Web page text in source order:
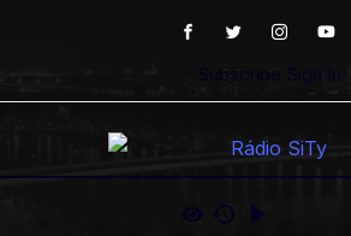
Subscribe